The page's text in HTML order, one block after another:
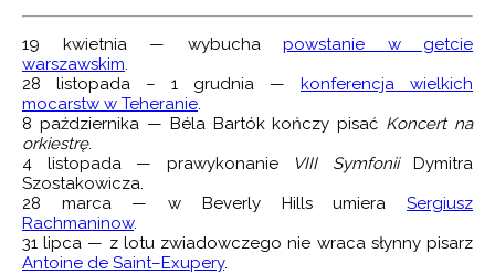
19 kwietnia — wybucha powstanie w getcie
warszawskim.
28 listopada – 1 grudnia — konferencja wielkich
mocarstw w Teheranie.
8 października — Béla Bartók kończy pisać Koncert na
orkiestrę.
4 listopada — prawykonanie
VIII SymfoniiDymitra
Szostakowicza.
28 marca — w Beverly Hills umiera Sergiusz
Rachmaninow.
31 lipca — z lotu zwiadowczego nie wraca słynny pisarz
Antoine de Saint–Exupery.